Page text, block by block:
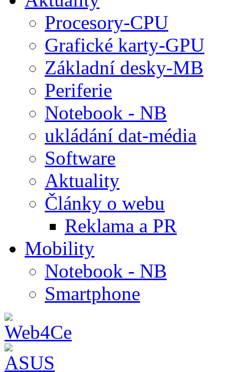
Procesory-CPU
Grafické karty-GPU
Základní desky-MB
Periferie
Notebook - NB
ukládání dat-média
Software
Aktuality
Články o webu
Reklama a PR
Mobility
Notebook - NB
Smartphone